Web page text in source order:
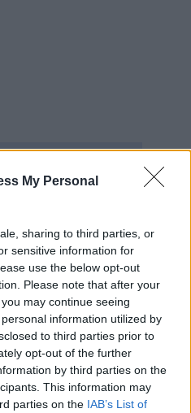
My Personal
sharing to third parties, or
sensitive information for
use the below opt-out
Please note that after your
may continue seeing
information utilized by
to third parties prior to
opt-out of the further
by third parties on the
This information may
parties on the IAB’s List of
όλες τις ειδήσεις
ΕΡΝΤΟΓΑΝ ΤΟΥΡΚΙΑ